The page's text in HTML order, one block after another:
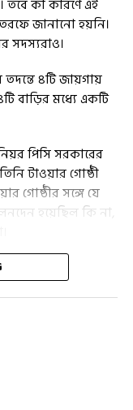
তবে কী কারণে এই
জানানো হয়নি।
সদস্যরাও।
তদন্তে ৪টি জায়গায়
বাড়ির মধ্যে একটি
পিসি সরকারের
টাওয়ার গোষ্ঠী
গোষ্ঠীর সঙ্গে যে
হয়েছিল কি না,
বাড়িতে
বিভিন্ন নথিপত্র